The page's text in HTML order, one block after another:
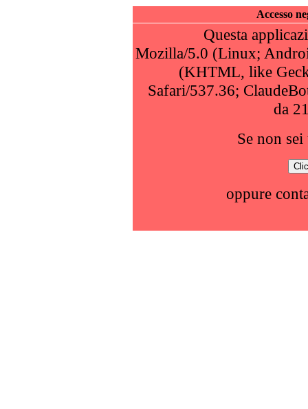
Accesso
Questa
Mozilla/5.0 (Linux;
(KHTML, like
Safari/537.36;
da
Se non
oppure